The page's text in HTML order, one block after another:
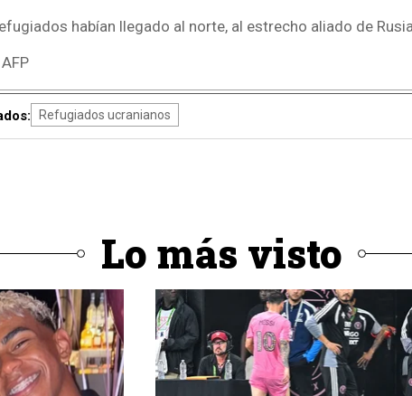
habían llegado al norte, al estrecho aliado de
Refugiados ucranianos
Lo más visto